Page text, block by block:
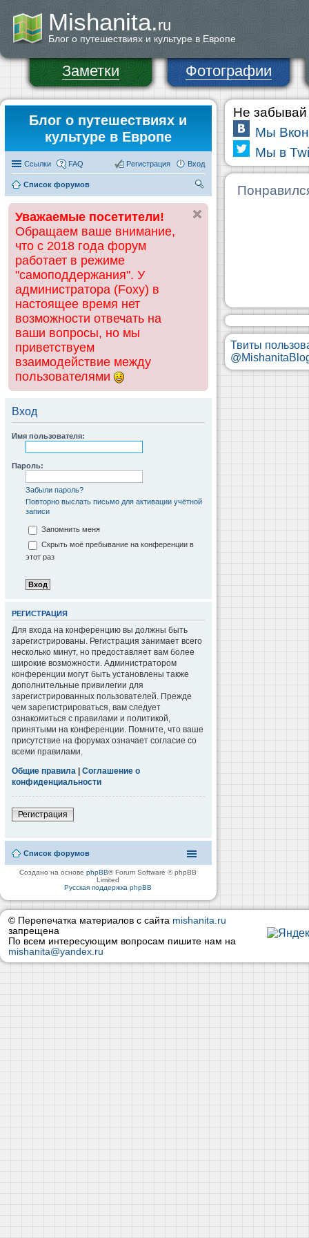
Mishanita.ru
Блог о путешествиях и культуре в Европе
Заметки Фотографии
Блог о путешествиях и
культуре в Европе
Ссылки FAQ Вход
Регистрация
Список форумов
ск
Уважаемые посетители!
Обращаем ваше внимание,
что с 2018 года форум
работает в режиме
"самоподдержания". У
администратора (Foxy) в
настоящее время нет
возможности отвечать на
ваши вопросы, но мы
приветствуем
взаимодействие между
пользователями
Вход
Имя пользователя:
Пароль:
Забыли пароль?
Повторно выслать письмо для активации учётной
записи
Запомнить меня
Скрыть моё пребывание на конференции в
этот раз
РЕГИСТРАЦИЯ
Для входа на конференцию вы должны быть
зарегистрированы. Регистрация занимает всего
несколько минут, но предоставляет вам более
широкие возможности. Администратором
конференции могут быть установлены также
дополнительные привилегии для
зарегистрированных пользователей. Прежде
чем зарегистрироваться, вам следует
ознакомиться с правилами и политикой,
принятыми на конференции. Помните, что ваше
присутствие на форумах означает согласие со
всеми правилами.
Общие правила | Соглашение о
конфиденциальности
Регистрация
Список форумов
Создано на основеphpBB® Forum Software © phpBB
Limited
Русская поддержка phpBB
Не забывай
Мы
Мы в
Твиты
© Перепечатка материалов с сайта mishanita.ru
запрещена
По всем интересующим вопросам пишите нам на
mishanita@yandex.ru